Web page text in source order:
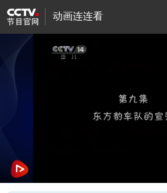
动画连连看